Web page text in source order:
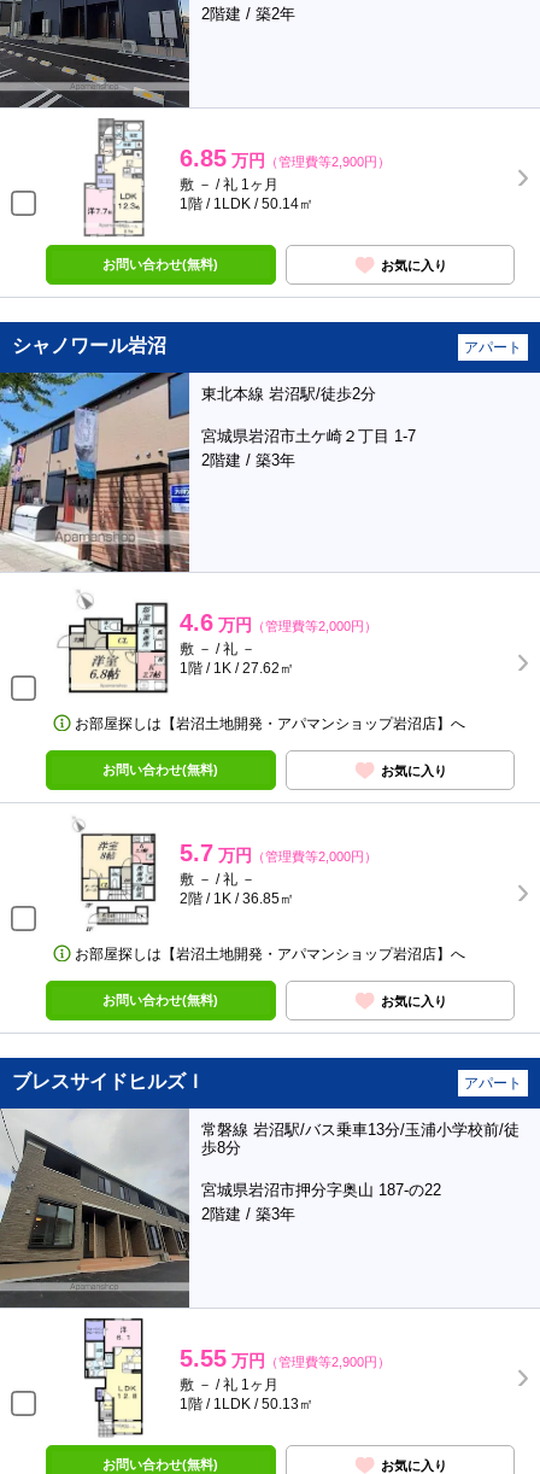
2階建 / 築2年
6.85 万円 （管理費等2,900円）
敷 － / 礼 1ヶ月
1階 / 1LDK / 50.14㎡
お問い合わせ(無料) お気に入り
シャノワール岩沼 アパート
東北本線 岩沼駅/徒歩2分
宮城県岩沼市土ケ崎２丁目 1-7
2階建 / 築3年
4.6 万円 （管理費等2,000円）
敷 － / 礼 －
1階 / 1K / 27.62㎡
お部屋探しは【岩沼土地開発・アパマンショップ岩沼店】へ
お問い合わせ(無料) お気に入り
5.7 万円 （管理費等2,000円）
敷 － / 礼 －
2階 / 1K / 36.85㎡
お部屋探しは【岩沼土地開発・アパマンショップ岩沼店】へ
お問い合わせ(無料) お気に入り
ブレスサイドヒルズＩ アパート
常磐線 岩沼駅/バス乗車13分/玉浦小学校前/徒
歩8分
宮城県岩沼市押分字奥山 187-の22
2階建 / 築3年
5.55 万円 （管理費等2,900円）
敷 － / 礼 1ヶ月
1階 / 1LDK / 50.13㎡
お問い合わせ(無料) お気に入り